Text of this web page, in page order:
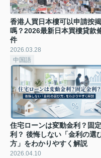
香港人買日本樓可以申請按揭
嗎？2026最新日本買樓貸款
件
2026.03.28
中国語
住宅ローンは変動金利？固
利？ 後悔しない「金利の選
方」をわかりやすく解説
2026.04.10